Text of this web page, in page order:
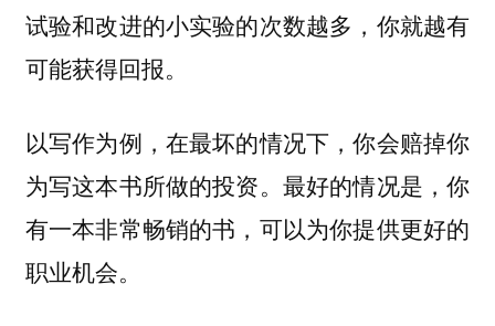
试验和改进的小实验的次数越多，你就越有
可能获得回报。
以写作为例，在最坏的情况下，你会赔掉你
为写这本书所做的投资。最好的情况是，你
有一本非常畅销的书，可以为你提供更好的
职业机会。